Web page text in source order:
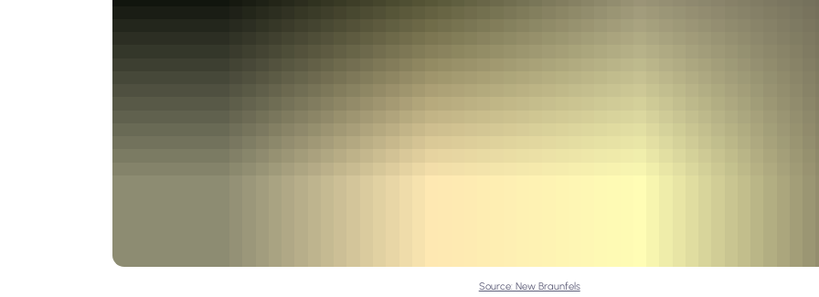
Source: New Braunfels